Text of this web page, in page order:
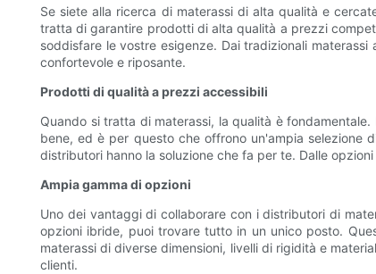
Se siete alla ricerca di materassi di alta qualità e
tratta di garantire prodotti di alta qualità a prezzi
soddisfare le vostre esigenze. Dai tradizionali
confortevole e riposante.
Prodotti di qualità a prezzi accessibili
Quando si tratta di materassi, la qualità è
bene, ed è per questo che offrono un'ampia selezione
distributori hanno la soluzione che fa per te. Dalle
Ampia gamma di opzioni
Uno dei vantaggi di collaborare con i distributori di
opzioni ibride, puoi trovare tutto in un unico posto.
materassi di diverse dimensioni, livelli di rigidità e
clienti.